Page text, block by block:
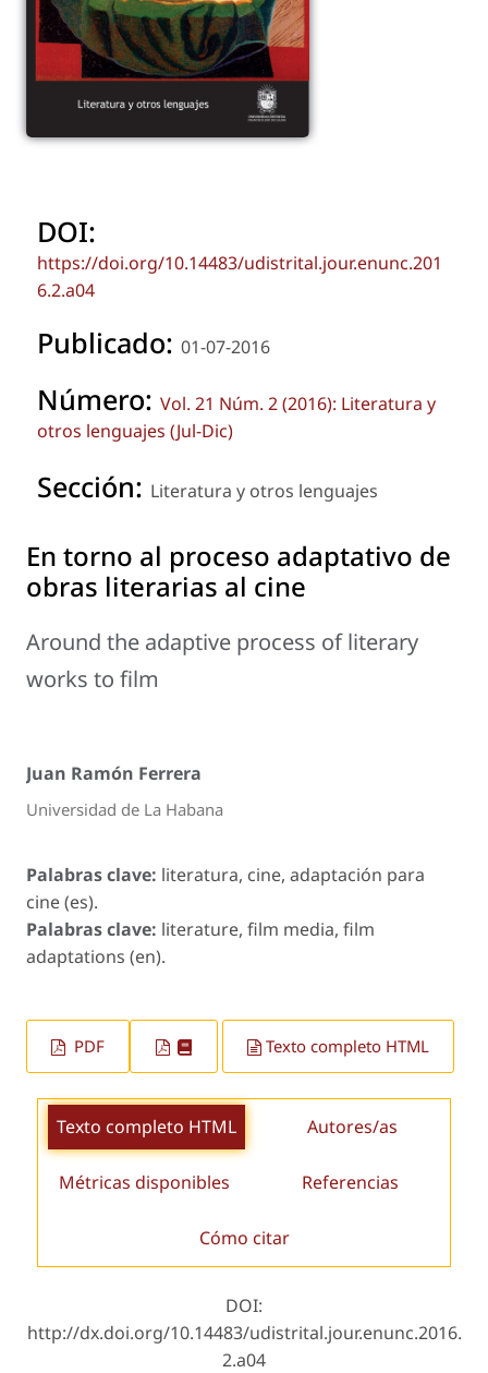
DOI:
https://doi.org/10.14483/udistrital.jour.enunc.201
6.2.a04
Publicado: 01-07-2016
Número: Vol. 21 Núm. 2 (2016): Literatura y
otros lenguajes (Jul-Dic)
Sección: Literatura y otros lenguajes
En torno al proceso adaptativo de
obras literarias al cine
Around the adaptive process of literary
works to film
Juan Ramón Ferrera
Universidad de La Habana
Palabras clave: literatura, cine, adaptación para
cine (es).
Palabras clave: literature, film media, film
adaptations (en).
PDF Texto completo HTML
Texto completo HTML Autores/as
Métricas disponibles Referencias
Cómo citar
DOI:
http://dx.doi.org/10.14483/udistrital.jour.enunc.2016.
2.a04